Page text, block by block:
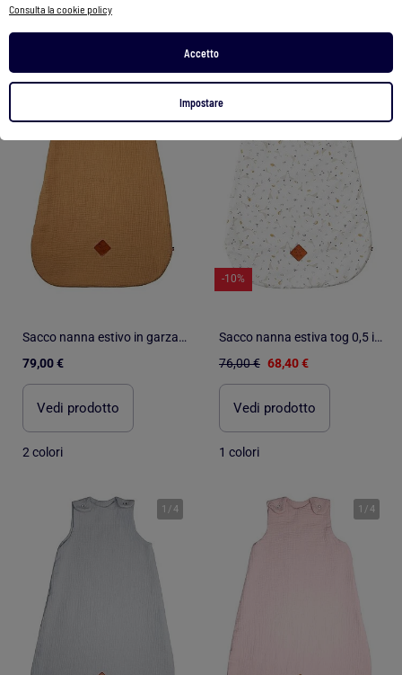
Consulta la cookie policy
Accetto
Impostare
2 colori
1/4
Sacco nanna estivo in garza di cotone - tog 0.5 | SEVIRA KIDS
79,00 €
Vedi prodotto
2 colori
1/5
-10%
Sacco nanna estiva tog 0,5 in cotone, sidonia | SEVIRA KIDS
76,00 € 68,40 €
Vedi prodotto
1 colori
1 /4 1 /4